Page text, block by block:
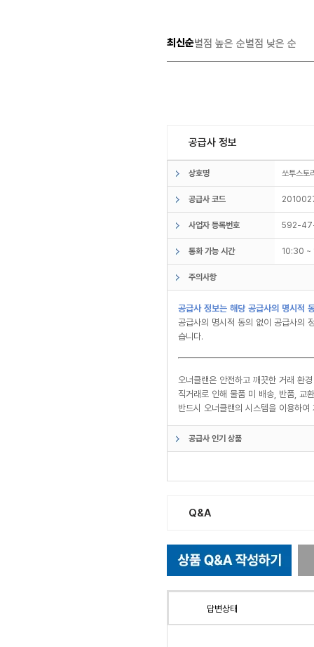
최신순별점 높은 순별점 낮은 순
공급사 정보
상호명 쏘투스
공급사 코드
사업자 등록번호 592-
통화 가능 시간 10:30
주의사항
공급사 정보는 해당 공급사의 명시적
공급사의 명시적 동의 없이 공급사의
습니다.
오너클랜은 안전하고 깨끗한 거래 환
직거래로 인해 물품 미 배송, 반품, 교
반드시 오너클랜의 시스템을 이용하
공급사 인기 상품
Q&A
답변상태